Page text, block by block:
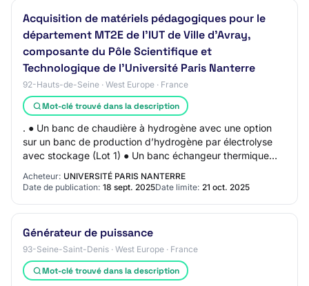
Acquisition de matériels pédagogiques pour le
département MT2E de l’IUT de Ville d’Avray,
composante du Pôle Scientifique et
Technologique de l’Université Paris Nanterre
92-Hauts-de-Seine · West Europe · France
Mot-clé trouvé dans la description
. ● Un banc de chaudière à hydrogène avec une option
sur un banc de production d’hydrogène par électrolyse
avec stockage (Lot 1) ● Un banc échangeur thermique
avec une option pour géné Identifiant de…
Acheteur: UNIVERSITÉ PARIS NANTERRE
Date de publication: 18 sept. 2025Date limite: 21 oct. 2025
Générateur de puissance
93-Seine-Saint-Denis · West Europe · France
Mot-clé trouvé dans la description